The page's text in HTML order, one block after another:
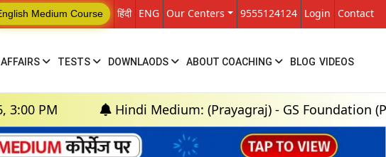
Medium Course हिंदी ENG Our Centers 9555124124 Login Contact
TESTS DOWNLAODS ABOUT COACHING BLOG VIDEOS
Hindi Medium: (Prayagraj) - GS Foundation (P+M) : 18th